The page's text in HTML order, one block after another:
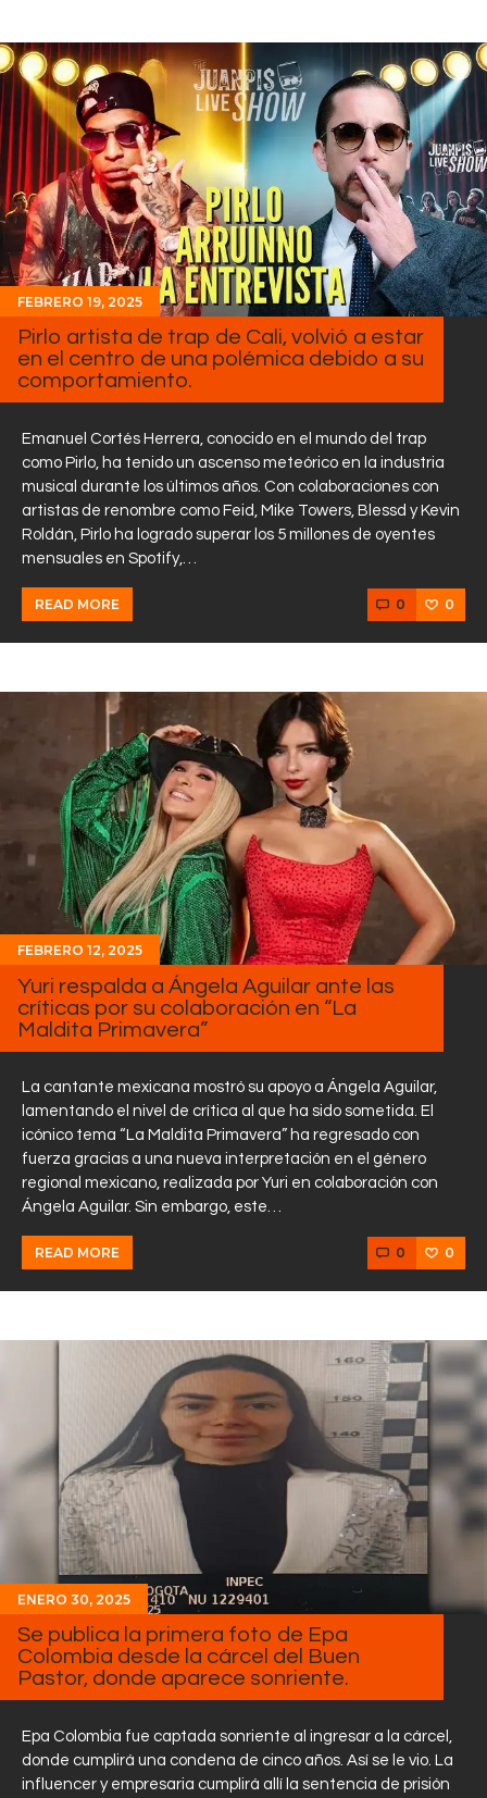
FEBRERO 19, 2025
Pirlo artista de trap de Cali, volvió a estar
en el centro de una polémica debido a su
comportamiento.
Emanuel Cortés Herrera, conocido en el mundo del trap
como Pirlo, ha tenido un ascenso meteórico en la industria
musical durante los últimos años. Con colaboraciones con
artistas de renombre como Feid, Mike Towers, Blessd y Kevin
Roldán, Pirlo ha logrado superar los 5 millones de oyentes
mensuales en Spotify,…
READ MORE 0 0
FEBRERO 12, 2025
Yuri respalda a Ángela Aguilar ante las
críticas por su colaboración en “La
Maldita Primavera”
La cantante mexicana mostró su apoyo a Ángela Aguilar,
lamentando el nivel de crítica al que ha sido sometida. El
icónico tema “La Maldita Primavera” ha regresado con
fuerza gracias a una nueva interpretación en el género
regional mexicano, realizada por Yuri en colaboración con
Ángela Aguilar. Sin embargo, este…
READ MORE 0 0
ENERO 30, 2025
Se publica la primera foto de Epa
Colombia desde la cárcel del Buen
Pastor, donde aparece sonriente.
Epa Colombia fue captada sonriente al ingresar a la cárcel,
donde cumplirá una condena de cinco años. Así se le vio. La
influencer y empresaria cumplirá allí la sentencia de prisión